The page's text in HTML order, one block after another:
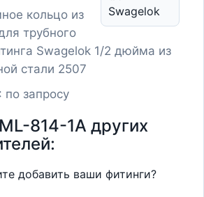
кольцо из
трубного
Swagelok 1/2 дюйма из
стали 2507
запросу
814-1A других
добавить ваши фитинги?